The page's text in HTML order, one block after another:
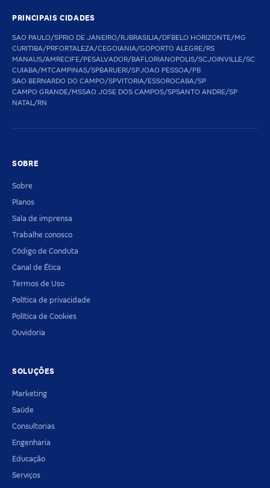
PRINCIPAIS CIDADES
SAO PAULO/SPRIO DE JANEIRO/RJBRASILIA/DFBELO HORIZONTE/MG
CURITIBA/PRFORTALEZA/CEGOIANIA/GOPORTO ALEGRE/RS
MANAUS/AMRECIFE/PESALVADOR/BAFLORIANOPOLIS/SCJOINVILLE/SC
CUIABA/MTCAMPINAS/SPBARUERI/SPJOAO PESSOA/PB
SAO BERNARDO DO CAMPO/SPVITORIA/ESSOROCABA/SP
CAMPO GRANDE/MSSAO JOSE DOS CAMPOS/SPSANTO ANDRE/SP
NATAL/RN
SOBRE
Sobre
Planos
Sala de imprensa
Trabalhe conosco
Código de Conduta
Canal de Ética
Termos de Uso
Política de privacidade
Política de Cookies
Ouvidoria
SOLUÇÕES
Marketing
Saúde
Consultorias
Engenharia
Educação
Serviços